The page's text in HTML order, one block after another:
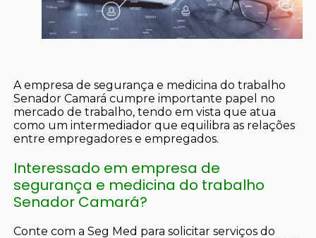
A empresa de segurança e medicina do trabalho
Senador Camará cumpre importante papel no
mercado de trabalho, tendo em vista que atua
como um intermediador que equilibra as relações
entre empregadores e empregados.
Interessado em empresa de
segurança e medicina do trabalho
Senador Camará?
Conte com a Seg Med para solicitar serviços do